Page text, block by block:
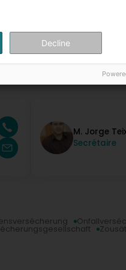
M. Jorge
Secrétaire
Decline